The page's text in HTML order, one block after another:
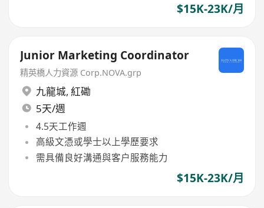
$15K-23K/月
Junior Marketing Coordinator
精英橋人力資源 Corp.NOVA.grp
九龍城, 紅磡
5天/週
4.5天工作週
高級文憑或學士以上學歷要求
需具備良好溝通與客户服務能力
$15K-23K/月